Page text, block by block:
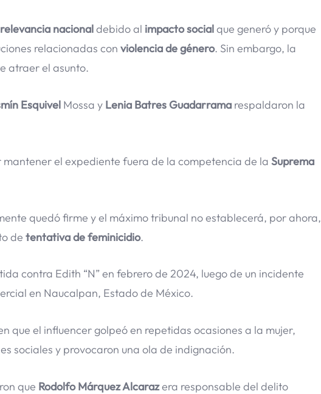
relevancia nacionaldebido al impacto socialque generó y porque
relacionadas con violencia de género. Sin embargo, la
atraer el asunto.
Esquivel Mossa y Lenia Batres Guadarrama respaldaron la
el expediente fuera de la competencia de la Suprema
quedó firme y el máximo tribunal no establecerá, por ahora,
de tentativa de feminicidio.
contra Edith “N” en febrero de 2024, luego de un incidente
en Naucalpan, Estado de México.
que el influencer golpeó en repetidas ocasiones a la mujer,
sociales y provocaron una ola de indignación.
que Rodolfo Márquez Alcarazera responsable del delito